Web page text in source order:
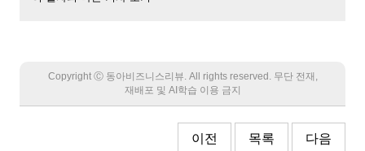
Copyright Ⓒ 동아비즈니스리뷰. All rights reserved. 무단 전재,
재배포 및 AI학습 이용 금지
이전 목록 다음